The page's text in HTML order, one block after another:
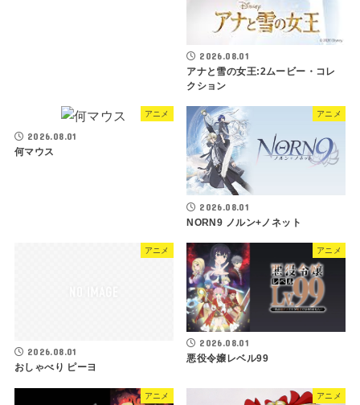
2026.08.01
アナと雪の女王:2ムービー・コレ
クション
アニメ
2026.08.01
何マウス
アニメ
2026.08.01
NORN9 ノルン+ノネット
アニメ
2026.08.01
おしゃべり ピーヨ
アニメ
2026.08.01
悪役令嬢レベル99
アニメ アニメ